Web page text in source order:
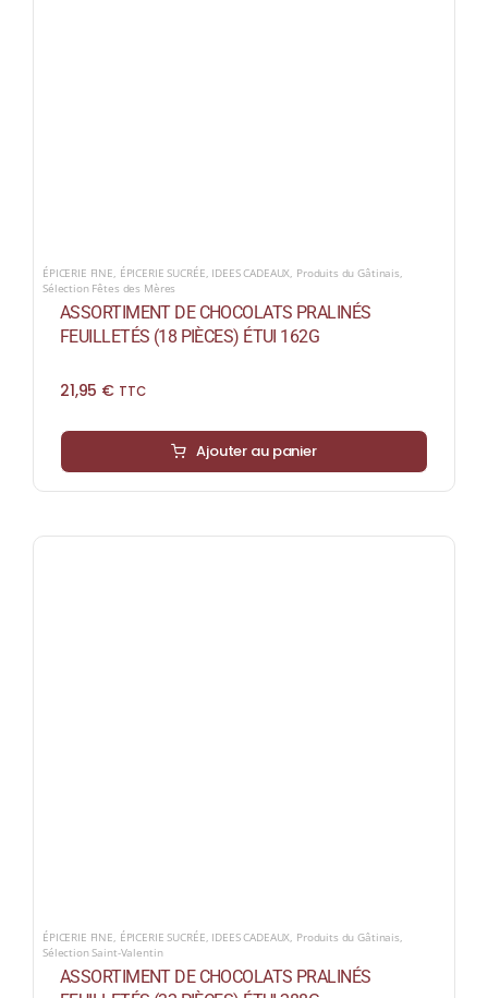
ÉPICERIE FINE, ÉPICERIE SUCRÉE, IDEES CADEAUX, Produits du Gâtinais,
Sélection Fêtes des Mères
ASSORTIMENT DE CHOCOLATS PRALINÉS
FEUILLETÉS (18 PIÈCES) ÉTUI 162G
21,95 € TTC
Ajouter au panier
ÉPICERIE FINE, ÉPICERIE SUCRÉE, IDEES CADEAUX, Produits du Gâtinais,
Sélection Saint-Valentin
ASSORTIMENT DE CHOCOLATS PRALINÉS